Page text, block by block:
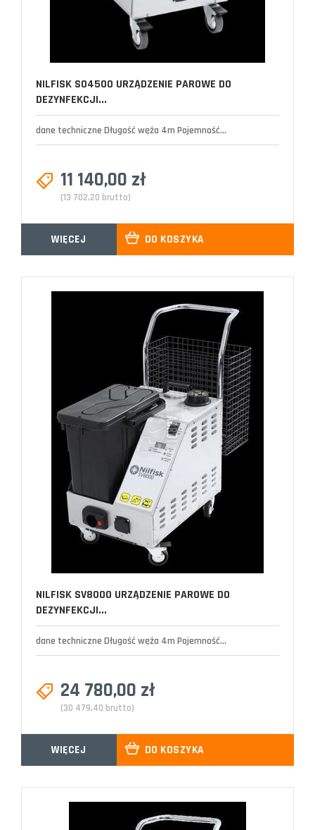
NILFISK SO4500 URZĄDZENIE PAROWE DO
DEZYNFEKCJI...
dane techniczne Długość węża 4m Pojemność...
11 140,00 zł
(13 702,20 brutto)
WIĘCEJ DO KOSZYKA
NILFISK SV8000 URZĄDZENIE PAROWE DO
DEZYNFEKCJI...
dane techniczne Długość węża 4m Pojemność...
24 780,00 zł
(30 479,40 brutto)
WIĘCEJ DO KOSZYKA